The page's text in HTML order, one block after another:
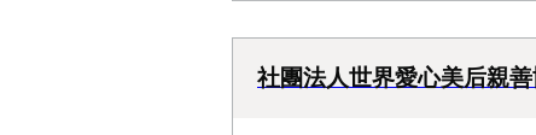
社團法人世界愛心美后親